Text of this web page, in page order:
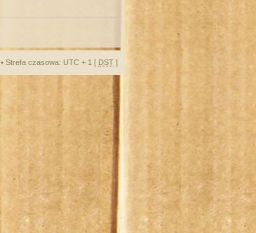
• Strefa czasowa: UTC + 1 [ DST ]